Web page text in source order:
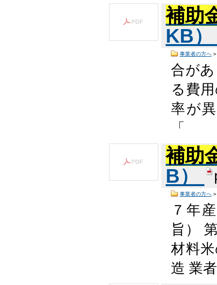
補助
KB
事業者の方へ>
合が
る費
率が
「
補助
B）
事業者の方へ>
７年
旨）
材料
造 業